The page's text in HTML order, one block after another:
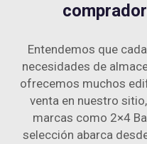
Entendemos que
necesidades de
ofrecemos muchos
venta en nuestro
marcas como 2×4
selección abarca